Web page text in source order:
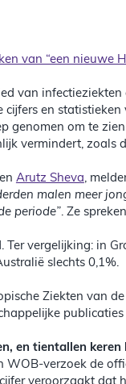
van “een nieuwe
van
en
genomen om te
vermindert, zoals
Arutz Sheva,
malen meer
periode”. Ze
Ter vergelijking: in
slechts 0,1%.
Ziekten van
en tientallen
verzoek de
veroorzaakt dat